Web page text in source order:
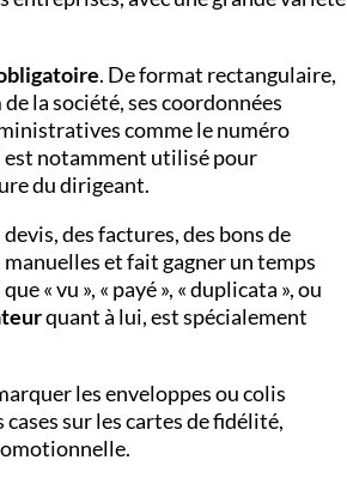
. De format rectangulaire,
la société, ses coordonnées
comme le numéro
est notamment utilisé pour
du dirigeant.
des factures, des bons de
et fait gagner un temps
« vu », « payé », « duplicata », ou
quant à lui, est spécialement
les enveloppes ou colis
sur les cartes de fidélité,